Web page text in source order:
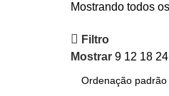
Mostrando todos
Filtro
Mostrar 9 12 18 24